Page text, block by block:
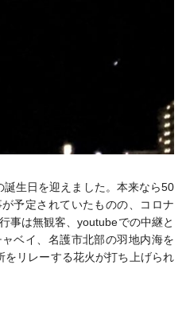
生日を迎えました。本来なら50
予定されていたものの、コロナ
事は無観客、youtubeでの中継と
ベイ、名護市北部の羽地内海を
リレーする花火が打ち上げられ